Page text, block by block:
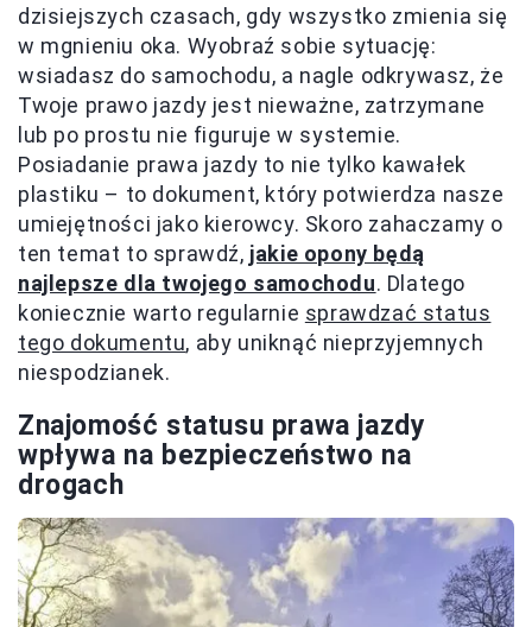
dzisiejszych czasach, gdy wszystko zmienia się
w mgnieniu oka. Wyobraź sobie sytuację:
wsiadasz do samochodu, a nagle odkrywasz, że
Twoje prawo jazdy jest nieważne, zatrzymane
lub po prostu nie figuruje w systemie.
Posiadanie prawa jazdy to nie tylko kawałek
plastiku – to dokument, który potwierdza nasze
umiejętności jako kierowcy. Skoro zahaczamy o
ten temat to sprawdź, jakie opony będą
najlepsze dla twojego samochodu. Dlatego
koniecznie warto regularnie sprawdzać status
tego dokumentu, aby uniknąć nieprzyjemnych
niespodzianek.
Znajomość statusu prawa jazdy
wpływa na bezpieczeństwo na
drogach